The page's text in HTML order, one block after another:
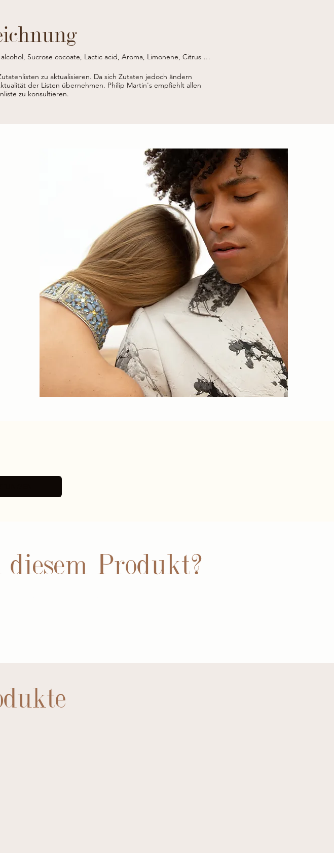
Sucrose cocoate, Lactic acid, Aroma, Limonene, Citrus
Citric acid, Linalool, Panicum miliaceum seed extract *, Sodium
sorbate.
organic agriculture
zu aktualisieren. Da sich Zutaten jedoch ändern
der Listen übernehmen. Philip Martin's empfiehlt allen
zu konsultieren.
diesem Produkt?